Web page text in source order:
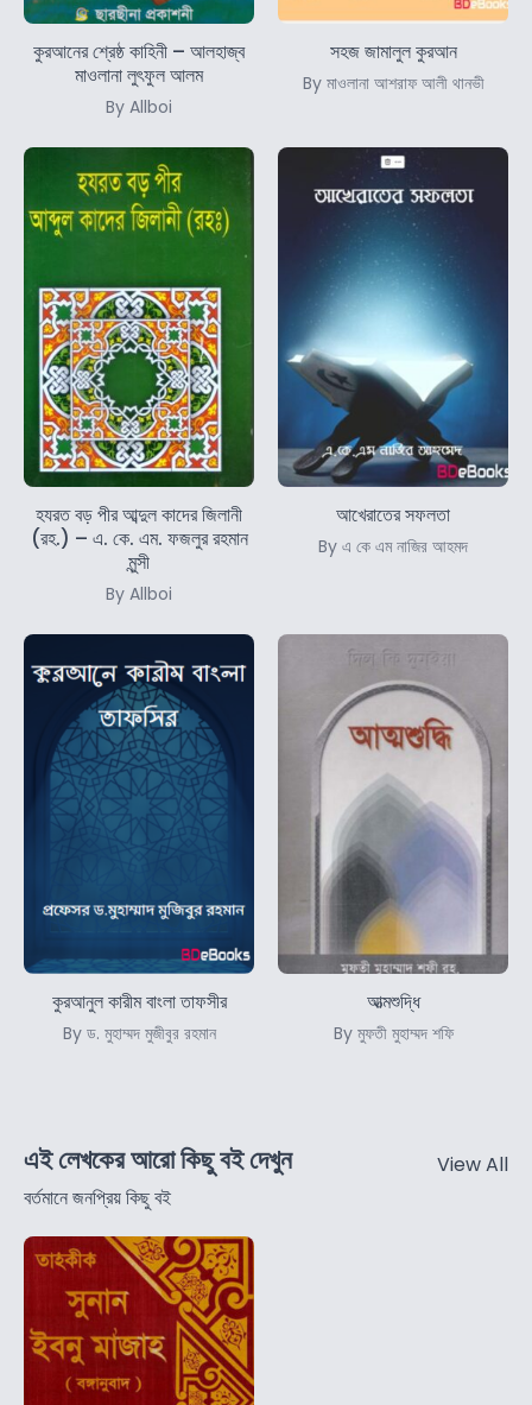
কুরআনের শ্রেষ্ঠ কাহিনী – আলহাজ্ব
মাওলানা লুৎফুল আলম
By Allboi
সহজ জামালুল কুরআন
By মাওলানা আশরাফ আলী থানভী
হযরত বড় পীর আব্দুল কাদের জিলানী
(রহ.) – এ. কে. এম. ফজলুর রহমান
মুন্সী
By Allboi
আখেরাতের সফলতা
By এ কে এম নাজির আহমদ
কুরআনুল কারীম বাংলা তাফসীর
By ড. মুহাম্মদ মুজীবুর রহমান
আত্মশুদ্ধি
By মুফতী মুহাম্মদ শফি
এই লেখকের আরো কিছু বই দেখুন
বর্তমানে জনপ্রিয় কিছু বই
View All